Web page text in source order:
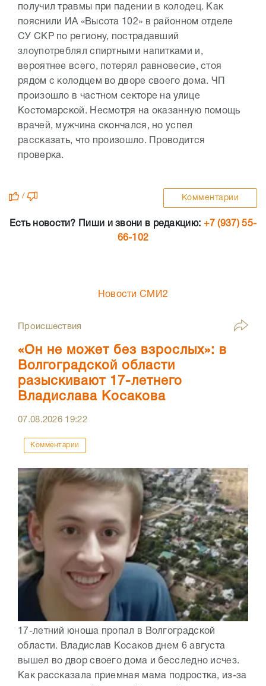
получил травмы при падении в колодец. Как
пояснили ИА «Высота 102» в районном отделе
СУ СКР по региону, пострадавший
злоупотреблял спиртными напитками и,
вероятнее всего, потерял равновесие, стоя
рядом с колодцем во дворе своего дома. ЧП
произошло в частном секторе на улице
Костомарской. Несмотря на оказанную помощь
врачей, мужчина скончался, но успел
рассказать, что произошло. Проводится
проверка.
/ Комментарии
Есть новости? Пиши и звони в редакцию: +7 (937) 55-
66-102
Новости СМИ2
Происшествия
«Он не может без взрослых»: в
Волгоградской области
разыскивают 17-летнего
Владислава Косакова
07.08.2026 19:22
Комментарии
17-летний юноша пропал в Волгоградской
области. Владислав Косаков днем 6 августа
вышел во двор своего дома и бесследно исчез.
Как рассказала приемная мама подростка, из-за